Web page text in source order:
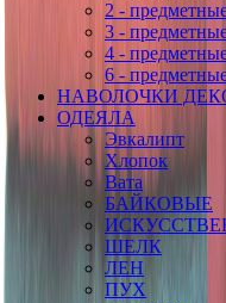
2 -
3 -
4 -
6 -
НАВОЛОЧКИ
ОДЕЯЛА
Эвкалипт
Хлопок
Вата
БАЙКОВЫЕ
ШЕЛК
ЛЕН
ПУХ